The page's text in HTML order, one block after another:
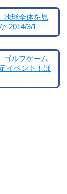
地球全体を見
-2014/3/1-
ゴルフゲーム
イベント！ほ